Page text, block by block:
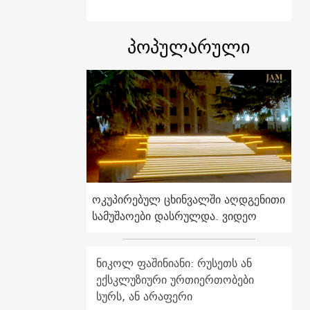
პოპულარული
ოკუპირებულ ცხინვალში აღდგენითი
სამუშაოები დასრულდა. ვიდეო
ნიკოლ ფაშინიანი: რუსეთს ან
ექსკლუზიური ურთიერთობები
სურს, ან არაფერი